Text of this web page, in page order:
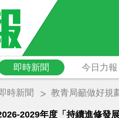
即時新聞 今日力報
時新聞 教青局籲做好規
2029年度「持續進修發